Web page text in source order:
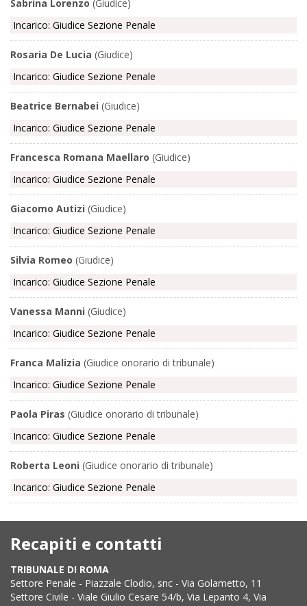
Sabrina Lorenzo (Giudice)
Incarico: Giudice Sezione Penale
Rosaria De Lucia (Giudice)
Incarico: Giudice Sezione Penale
Beatrice Bernabei (Giudice)
Incarico: Giudice Sezione Penale
Francesca Romana Maellaro (Giudice)
Incarico: Giudice Sezione Penale
Giacomo Autizi (Giudice)
Incarico: Giudice Sezione Penale
Silvia Romeo (Giudice)
Incarico: Giudice Sezione Penale
Vanessa Manni (Giudice)
Incarico: Giudice Sezione Penale
Franca Malizia (Giudice onorario di tribunale)
Incarico: Giudice Sezione Penale
Paola Piras (Giudice onorario di tribunale)
Incarico: Giudice Sezione Penale
Roberta Leoni (Giudice onorario di tribunale)
Incarico: Giudice Sezione Penale
Recapiti e contatti
TRIBUNALE DI ROMA
Settore Penale - Piazzale Clodio, snc - Via Golametto, 11
Settore Civile - Viale Giulio Cesare 54/b, Via Lepanto 4, Via